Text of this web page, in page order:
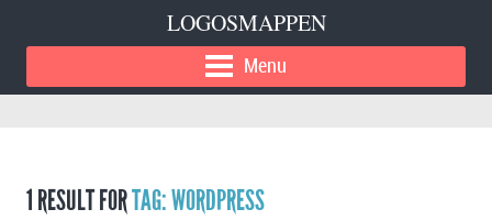
LOGOSMAPPEN
Menu
1 RESULT FORTAG: WORDPRESS